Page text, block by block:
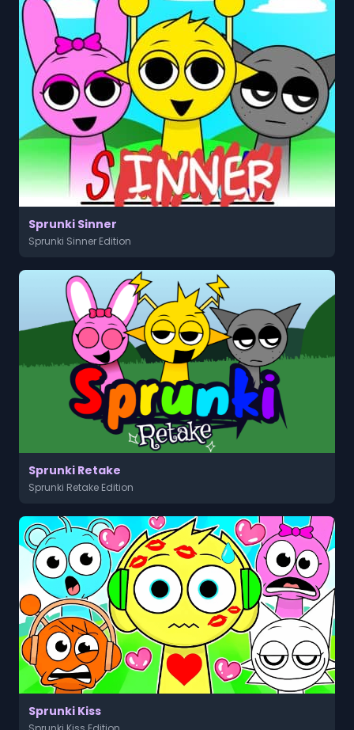
Sprunki Sinner
Sprunki Sinner Edition
Sprunki Retake
Sprunki Retake Edition
Sprunki Kiss